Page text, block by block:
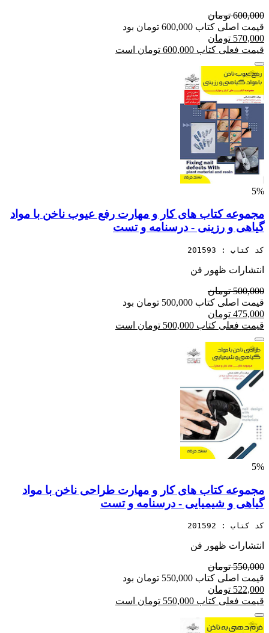
600,000 تومان
قیمت اصلی کتاب 600,000 تومان بود
570,000 تومان
قیمت فعلی کتاب 600,000 تومان است
5%
مجموعه کتاب های کار و مهارت رفع عیوب ناخن با مواد
گیاهی و رزینی - درسنامه و تست
کد کتاب : 201593
انتشارات ظهور فن
500,000 تومان
قیمت اصلی کتاب 500,000 تومان بود
475,000 تومان
قیمت فعلی کتاب 500,000 تومان است
5%
مجموعه کتاب های کار و مهارت طراحی ناخن با مواد
گیاهی و شیمیایی - درسنامه و تست
کد کتاب : 201592
انتشارات ظهور فن
550,000 تومان
قیمت اصلی کتاب 550,000 تومان بود
522,000 تومان
قیمت فعلی کتاب 550,000 تومان است